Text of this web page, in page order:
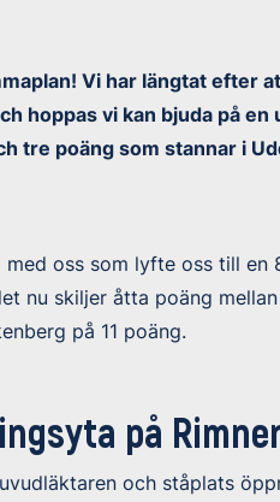
Vi har längtat efter
hoppas vi kan bjuda på en
tre poäng som stannar i
oss som lyfte oss till en
nu skiljer åtta poäng
på 11 poäng.
på
och ståplats